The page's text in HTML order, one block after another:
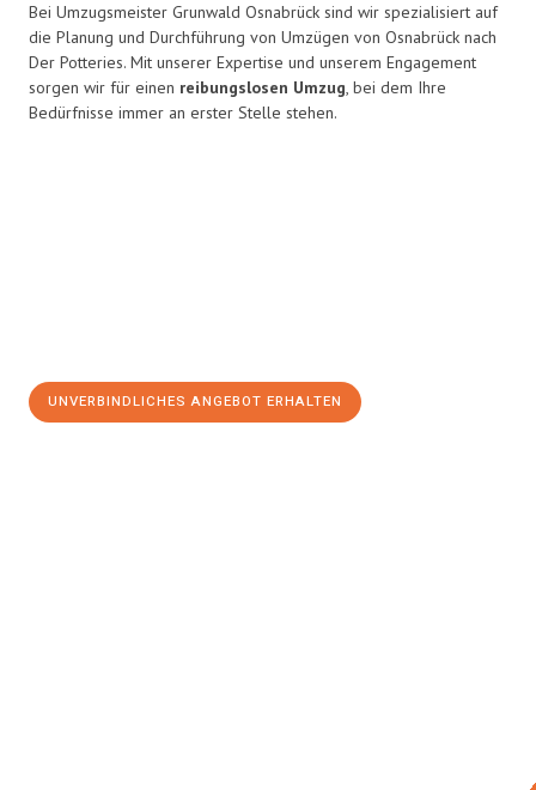
Bei Umzugsmeister Grunwald Osnabrück sind wir spezialisiert auf
die Planung und Durchführung von Umzügen von Osnabrück nach
Der Potteries. Mit unserer Expertise und unserem Engagement
sorgen wir für einen reibungslosen Umzug, bei dem Ihre
Bedürfnisse immer an erster Stelle stehen.
UNVERBINDLICHES ANGEBOT ERHALTEN